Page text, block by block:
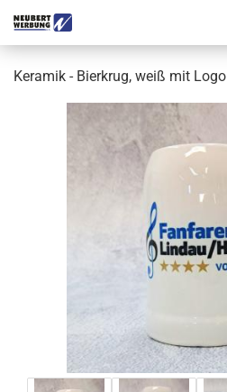
Keramik - Bierkrug, weiß mit Logo